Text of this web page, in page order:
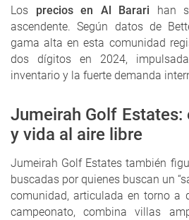
Los precios en Al Barari
han
ascendente. Según datos de
gama alta en esta comunidad
dos dígitos en 2024,
inventario y la fuerte demanda
Jumeirah Golf Estates:
y vida al aire libre
Jumeirah Golf Estates también
buscadas por quienes buscan un
comunidad, articulada en torno a
campeonato, combina villas